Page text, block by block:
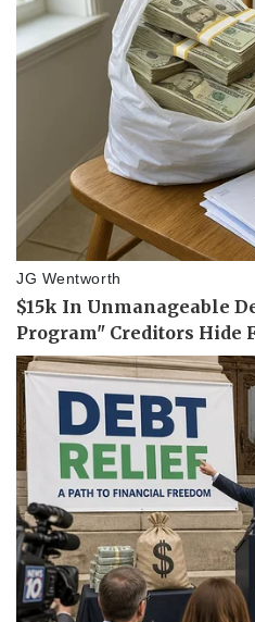
Tư vấn luật